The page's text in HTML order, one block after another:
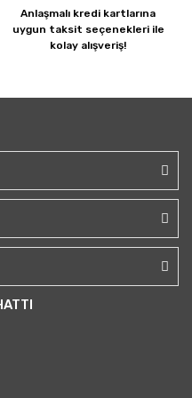
Anlaşmalı kredi kartlarına
uygun taksit seçenekleri ile
kolay alışveriş!